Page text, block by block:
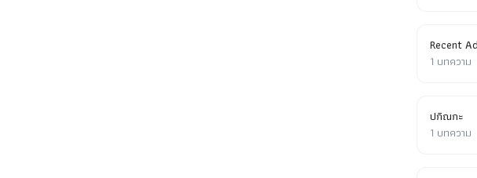
Recent
1 บทความ
ปกิณกะ
1 บทความ